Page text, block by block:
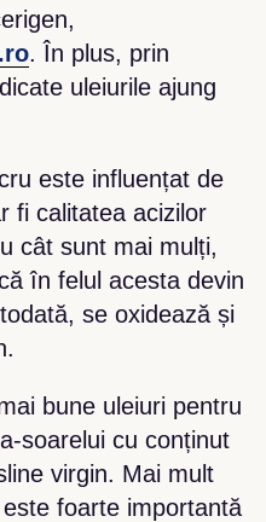
. În plus, prin
uleiurile ajung
este influențat de
fi calitatea acizilor
cât sunt mai mulți,
în felul acesta devin
se oxidează și
bune uleiuri pentru
soarelui cu conținut
virgin. Mai mult
foarte importantă